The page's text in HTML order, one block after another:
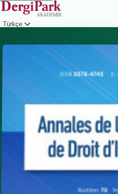
Türkçe